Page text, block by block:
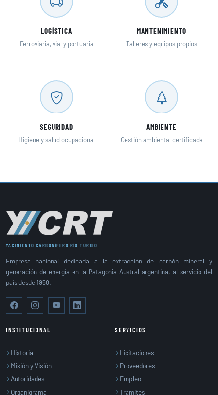
LOGÍSTICA
Ferroviaria, vial y portuaria
MANTENIMIENTO
Talleres y equipos propios
SEGURIDAD
Higiene y salud ocupacional
AMBIENTE
Gestión ambiental certificada
YACIMIENTO CARBONÍFERO RÍO TURBIO
Empresa nacional dedicada a la extracción de carbón mineral y
generación de energía en la Patagonia Austral argentina, al servicio del
país desde 1958.
INSTITUCIONAL
Historia
Misión y Visión
Autoridades
Organigrama
SERVICIOS
Licitaciones
Proveedores
Empleo
Trámites